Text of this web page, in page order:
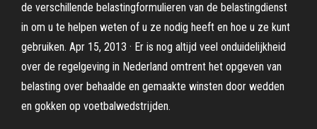
de verschillende belastingformulieren van de belastingdienst
in om u te helpen weten of u ze nodig heeft en hoe u ze kunt
gebruiken. Apr 15, 2013 · Er is nog altijd veel onduidelijkheid
over de regelgeving in Nederland omtrent het opgeven van
belasting over behaalde en gemaakte winsten door wedden
en gokken op voetbalwedstrijden.